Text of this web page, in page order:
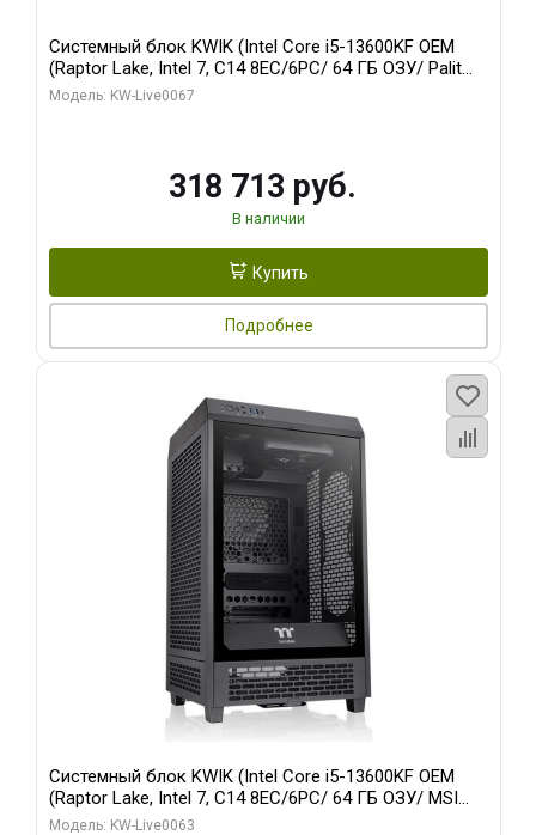
Системный блок KWIK (Intel Core i5-13600KF OEM
(Raptor Lake, Intel 7, C14 8EC/6PC/ 64 ГБ ОЗУ/ Palit
RTX5080 GAMINGPRO OC 16GB GDDR7 256bit 3xDP
Модель: KW-Live0067
318 713 руб.
В наличии
Купить
Подробнее
Системный блок KWIK (Intel Core i5-13600KF OEM
(Raptor Lake, Intel 7, C14 8EC/6PC/ 64 ГБ ОЗУ/ MSI
RTX5080 VENTUS 3X OC 16GB GDDR7 256bit 3xDP
Модель: KW-Live0063